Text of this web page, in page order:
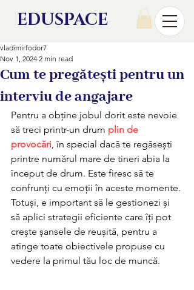
EDUSPACE
Cum te pregătești pentru un
interviu de angajare
vladimirfodor7
Nov 1, 2024 2 min read
Pentru a obține jobul dorit este nevoie
să treci printr-un drum plin de
provocări, în special dacă te regăsești
printre numărul mare de tineri abia la
început de drum. Este firesc să te
confrunți cu emoții în aceste momente.
Totuși, e important să le gestionezi și
să aplici strategii eficiente care îți pot
crește șansele de reușită, pentru a
atinge toate obiectivele propuse cu
vedere la primul tău loc de muncă.